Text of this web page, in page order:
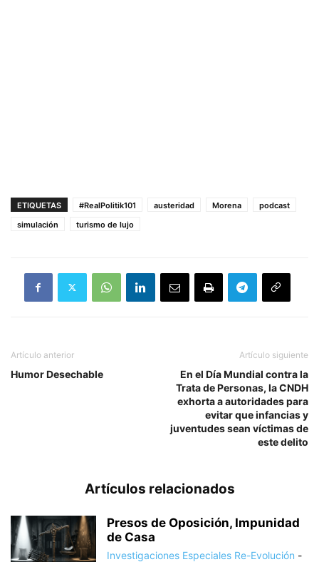
ETIQUETAS #RealPolitik101 austeridad Morena
podcast
simulación
turismo de lujo
Artículo anterior
Humor Desechable
Artículo siguiente
En el Día Mundial contra la
Trata de Personas, la CNDH
exhorta a autoridades para
evitar que infancias y
juventudes sean víctimas de
este delito
Artículos relacionados
Presos de Oposición, Impunidad
de Casa
Investigaciones Especiales Re-Evolución -